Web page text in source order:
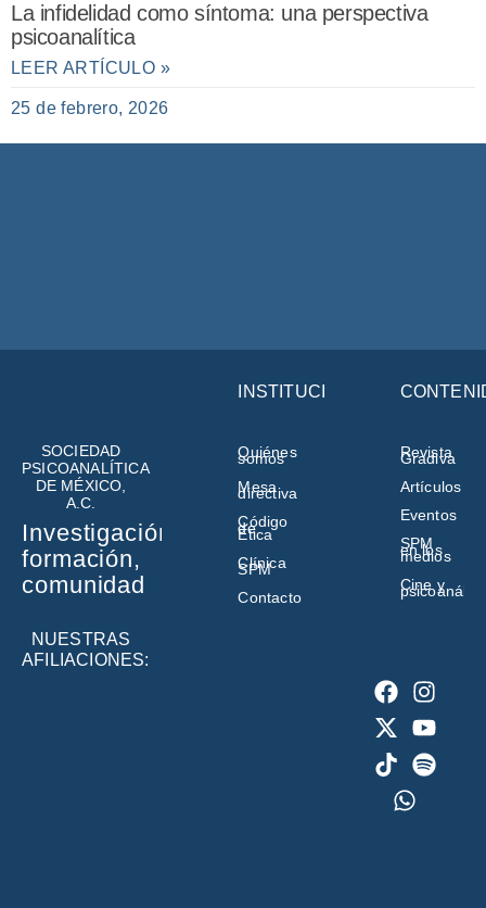
La infidelidad como síntoma: una perspectiva
psicoanalítica
LEER ARTÍCULO »
25 de febrero, 2026
SOCIEDAD
PSICOANALÍTICA
DE MÉXICO,
A.C.
Investigación,
formación,
comunidad
NUESTRAS
AFILIACIONES:
INSTITUCIÓN
Quiénes
somos
Mesa
directiva
Código
de
Ética
Clínica
SPM
Contacto
Revista
Gradiva
Artículos
Eventos
SPM
en los
medios
Cine y